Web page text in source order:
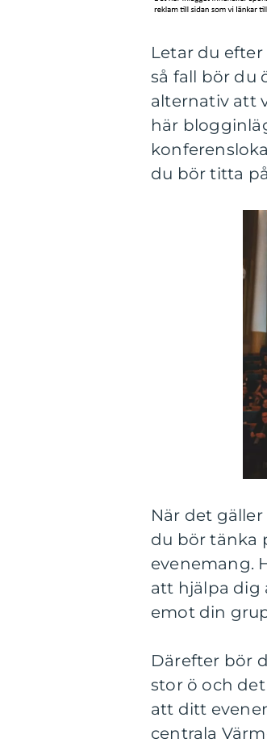
Letar du
så fall bör du
alternativ att
här
du bör titta
När det
du bör tänka
evenemang.
att hjälpa dig
emot din
Därefter bör
stor ö och
att ditt
centrala